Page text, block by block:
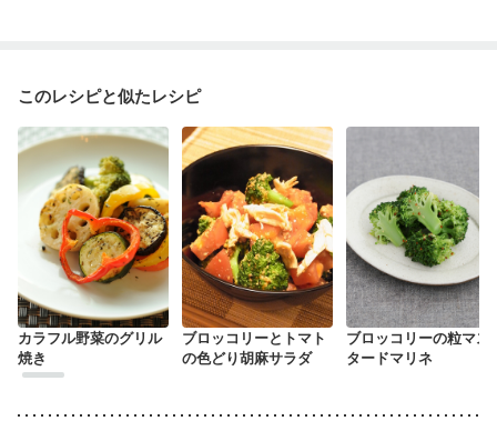
このレシピと似たレシピ
カラフル野菜のグリル
焼き
ブロッコリーとトマト
の色どり胡麻サラダ
ブロッコリーの粒マス
タードマリネ